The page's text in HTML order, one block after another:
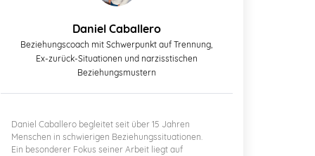
Daniel Caballero
Beziehungscoach mit Schwerpunkt auf Trennung,
Ex-zurück-Situationen und narzisstischen
Beziehungsmustern
Daniel Caballero begleitet seit über 15 Jahren
Menschen in schwierigen Beziehungssituationen.
Ein besonderer Fokus seiner Arbeit liegt auf